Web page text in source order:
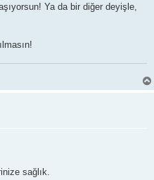
Ya da bir diğer deyişle,
sağlık.